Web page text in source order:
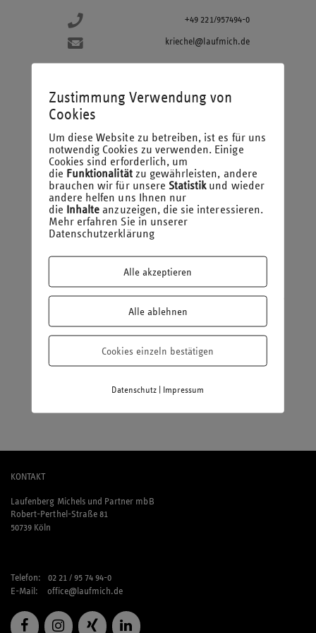
+49 221/957494-0
kriechel@laufmich.de
Partner?
Bisher mein Geburtstag. Bereits am zweiten Arbeitstag hatte ich
schön.
Was tust Du zur Entspannung?
Ein Tag in der Therme ist schon sehr schön!
Zu 10000% Nutella.
Welchen Kollegen würdest du mit auf eine einsame Insel nehmen?
Ich würde Nadine Müller mitnehmen. Wir kennen uns seit Jahren,
sie ist immer stets korrekt und ich mag sie sehr.
Shopping oder Couching?
KONTAKT
Laufenberg Michels und Partner mbB
Robert-Perthel-Straße 81
50739 Köln
Telefon: 02 21 / 95 74 94-0
E-Mail: office@laufmich.de
Zustimmung Verwendung von
Cookies
Um diese Website zu betreiben, ist es für uns
notwendig Cookies zu verwenden. Einige
Cookies sind erforderlich, um
die Funktionalitätzu gewährleisten, andere
brauchen wir für unsere Statistikund wieder
andere helfen uns Ihnen nur
die Inhalte anzuzeigen, die sie interessieren.
Mehr erfahren Sie in unserer
Datenschutzerklärung
Alle akzeptieren
Alle ablehnen
Cookies einzeln bestätigen
Datenschutz| Impressum